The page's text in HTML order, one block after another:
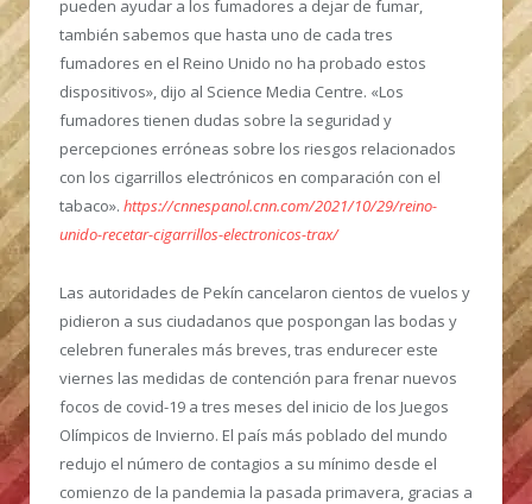
pueden ayudar a los fumadores a dejar de fumar,
también sabemos que hasta uno de cada tres
fumadores en el Reino Unido no ha probado estos
dispositivos», dijo al Science Media Centre. «Los
fumadores tienen dudas sobre la seguridad y
percepciones erróneas sobre los riesgos relacionados
con los cigarrillos electrónicos en comparación con el
tabaco». https://cnnespanol.cnn.com/2021/10/29/reino-
unido-recetar-cigarrillos-electronicos-trax/
Las autoridades de Pekín cancelaron cientos de vuelos y
pidieron a sus ciudadanos que pospongan las bodas y
celebren funerales más breves, tras endurecer este
viernes las medidas de contención para frenar nuevos
focos de covid-19 a tres meses del inicio de los Juegos
Olímpicos de Invierno. El país más poblado del mundo
redujo el número de contagios a su mínimo desde el
comienzo de la pandemia la pasada primavera, gracias a